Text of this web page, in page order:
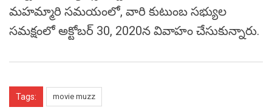
మహమ్మారి సమయంలో, వారి కుటుంబ సభ్యుల
సమక్షంలో అక్టోబర్ 30, 2020న వివాహం చేసుకున్నారు.
Tags: movie muzz